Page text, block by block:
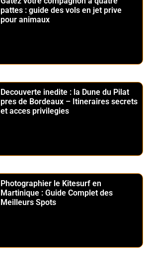
pattes : guide des vols en jet prive
pour animaux
Decouverte inedite : la Dune du Pilat
pres de Bordeaux – Itineraires secrets
et acces privilegies
Photographier le Kitesurf en
Martinique : Guide Complet des
Meilleurs Spots